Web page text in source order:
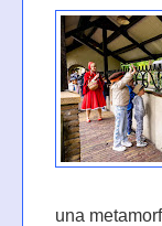
una